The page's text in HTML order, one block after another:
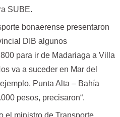
SUBE.
bonaerense presentaron
DIB algunos
para ir de Madariaga a Villa
va a suceder en Mar del
Punta Alta – Bahía
pesos, precisaron“.